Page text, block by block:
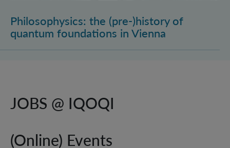
Philosophysics: the (pre-)history of
quantum foundations in Vienna
JOBS @ IQOQI
(Online) Events